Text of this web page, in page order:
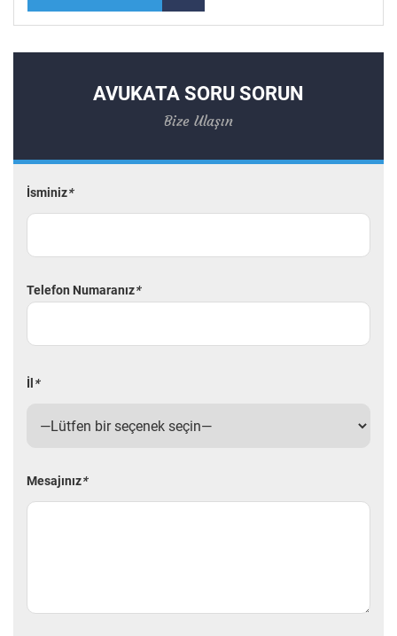
AVUKATA SORU SORUN
Bize Ulaşın
İsminiz*
Telefon Numaranız*
İl *
Mesajınız*